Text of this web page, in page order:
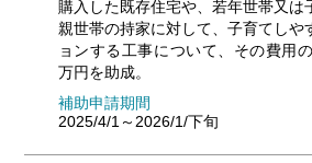
購入した既存住宅や、若年世帯又は
親世帯の持家に対して、子育てしや
ョンする工事について、その費用
万円を助成。
補助申請期間
2025/4/1～2026/1/下旬